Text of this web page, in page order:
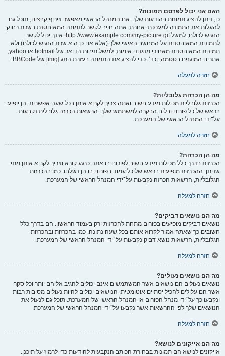
האם אני יכול לפרסם תמונות?
כן, ניתן להציג תמונות בהודעות שלך. אם המנהל הראשי מאפשר צירוף קבצים, תוכל גם
להעלות את התמונה למערכת. אחרת, אתה חייב לקשר לתמונה המאוחסנת בשרת רחוק
הנגיש לכולם, למשל http://www.example.com/my-picture.gif. אינך יכול לקשר
לתמונות המאוחסנות על המחשב האישי שלך (אלא אם כן הוא שרת הנגיש לכולם) ולא
תמונות המאוחסנות מאחורי מנגנוני אימות, למשל תיבות הדואר של hotmail או yahoo,
אתרים המוגנים בססמה, וכד'. כדי להציג את התמונה בעזרת התג [img] של BBCode.
חזרה למעלה
מה הן הכרזות גלובליות?
הכרזות גלובליות מכילות מידע חשוב ואתה צריך לקרוא אותן בכל שעה אפשרית. הן יופיעו
בראש של כל פורום ובלוח הבקרה למשתמש שלך. הרשאות הכרזה גלובלית נקבעות
על־ידי המנהל הראשי של המערכת.
חזרה למעלה
מה הן הכרזות?
הכרזות בדרך כלל מכילות מידע חשוב לפורום בו אתה כרגע קורא וצריך לקרוא אותן מתי
שניתן. ההכרזות מופיעות בראש של כל עמוד בפורום בו הן נשלחו. כמו בהכרזות
הגלובליות, הרשאות הכרזה נקבעות על־ידי המנהל הראשי של המערכת.
חזרה למעלה
מה הם נושאים דביקים?
נושאים דביקים מופיעים בפורום מתחת להכרזות ורק בעמוד הראשון. הם בדרך כלל
חשובים כך שאתה אמור לקרוא אותם בכל שעה נתונה. כמו בהכרזות ובהכרזות
הגלובליות, הרשאות נושא דביק נקבעות על־ידי המנהל הראשי של המערכת.
חזרה למעלה
מה הם נושאים נעולים?
נושאים נעולים הם נושאים אשר המשתמשים אינם יכולים להגיב אליהם יותר וכל סקר
אשר הם עלולים להכיל יסתיים אוטומטית. הנושאים יכולים להיות נעולים מסיבות רבות
ונקבעו כך על־ידי מנהל הפורום או המנהל הראשי של המערכת. תוכל גם לנעול את
הנושאים שלך לפי ההרשאות אשר נקבעו על־ידי המנהל הראשי של המערכת.
חזרה למעלה
מה הם אייקונים לנושא?
אייקונים לנושא הם תמונות בבחירת הכותב הנקבעות להודעות כדי לרמוז על תוכנן.